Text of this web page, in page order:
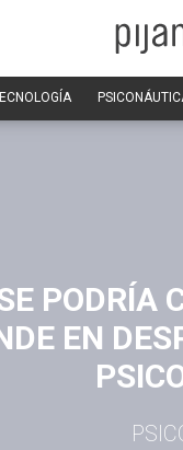
PODRÍA
EN